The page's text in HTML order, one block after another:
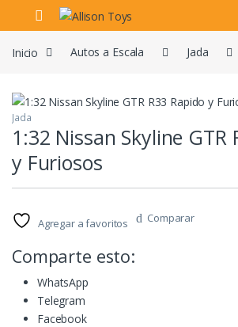
Navegar
Ir al contenido
Inicio Autos a Escala Jada
Jada
1:32 Nissan Skyline GTR
y Furiosos
Agregar a favoritos Comparar
Comparte esto:
WhatsApp
Telegram
Facebook